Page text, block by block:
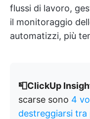
flussi di lavoro,
il monitoraggio
automatizzi, più
📮ClickUp
scarse sono 4
destreggiarsi tra